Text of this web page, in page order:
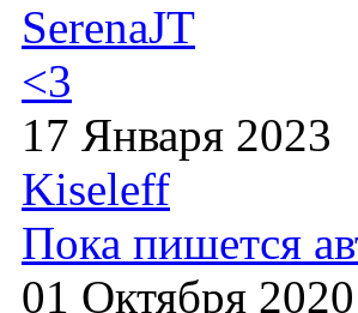
SerenaJT
<3
17 Января 2023
Kiseleff
Пока пишется
01 Октября 2020